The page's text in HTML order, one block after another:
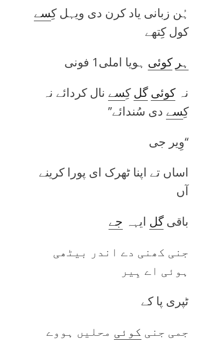
ہُن زبانی یاد کرن دی ویہل کِسے
کول کِتھے
ہر کوئی ہویا املی1 فونی
نہکوئی گلکِسے نال کردائے نہ
کِسے دی سُندائے’’
‘‘وِیر جی
اساں تے اپنا ٹھرک ای پورا کرینے
آں
باقیگل ایہہ جے
جنی کھنی دے اندر بیٹھی
ہوئی اے ہِیر
ٹپری پا کے
جمی جنی کوئی محلیں ہووے